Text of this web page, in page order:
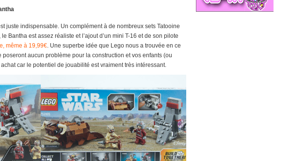
juste indispensable. Un complément à de nombreux sets Tatooine
Bantha est assez réaliste et l’ajout d’un mini T-16 et de son pilote
même à 19,99€. Une superbe idée que Lego nous a trouvée en ce
aucun problème pour la construction et vos enfants (ou
car le potentiel de jouabilité est vraiment très intéressant.